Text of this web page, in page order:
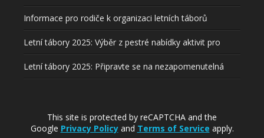
Informace pro rodiče k organizaci letních táborů
Letní tábory 2025: Výběr z pestré nabídky aktivit pro
každého!
Letní tábory 2025: Připravte se na nezapomenutelná
This site is protected by reCAPTCHA and the
Google Privacy Policyand Terms of Service apply.